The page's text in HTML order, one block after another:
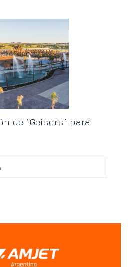
de “Geisers” para